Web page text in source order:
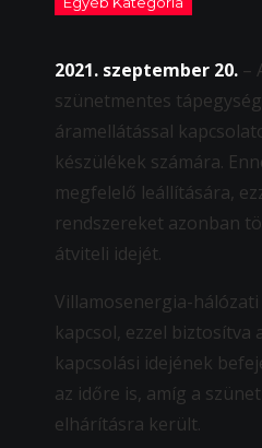
2021. szeptember 20. –
szünetmentes
áramellátással
készülékek számára.
megfelelő leállítására,
rendszereket azonban
átviteli idejét.
Villamosenergia-
kapcsol, ezzel biztosítva
kapcsolási idejének
az időre is, amíg a
elhárításra került.